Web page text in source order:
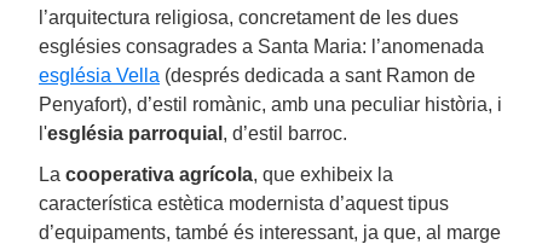
l’arquitectura religiosa, concretament de les dues
esglésies consagrades a Santa Maria: l’anomenada
església Vella (després dedicada a sant Ramon de
Penyafort), d’estil romànic, amb una peculiar història, i
l'església parroquial , d’estil barroc.
La cooperativa agrícola, que exhibeix la
característica estètica modernista d’aquest tipus
d’equipaments, també és interessant, ja que, al marge